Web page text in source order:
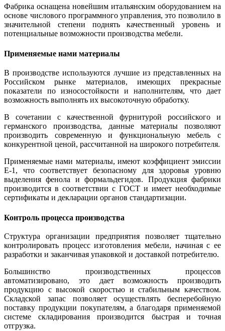
Фабрика оснащена новейшим итальянским оборудованием на
основе числового программного управления, это позволило в
значительной степени поднять качественный уровень и
потенциальные возможности производства мебели.
Применяемые нами материалы
В производстве используются лучшие из представленных на
Российском рынке материалов, имеющих прекрасные
показатели по износостойкости и наполнителям, что дает
возможность выполнять их высокоточную обработку.
В сочетании с качественной фурнитурой российского и
германского производства, данные материалы позволяют
производить современную и функциональную мебель с
конкурентной ценой, рассчитанной на широкого потребителя.
Применяемые нами материалы, имеют коэффициент эмиссии
Е-1, что соответствует безопасному для здоровья уровню
выделения фенола и формальдегидов. Продукция фабрики
производится в соответствии с ГОСТ и имеет необходимые
сертификаты и декларации органов стандартизации.
Контроль процесса производства
Структура организации предприятия позволяет тщательно
контролировать процесс изготовления мебели, начиная с ее
разработки и заканчивая упаковкой и доставкой потребителю.
Большинство производственных процессов
автоматизировано, это дает возможность производить
продукцию с высокой скоростью и стабильным качеством.
Складской запас позволяет осуществлять бесперебойную
поставку продукции покупателям, а благодаря применяемой
системе складирования производится быстрая и точная
отгрузка.